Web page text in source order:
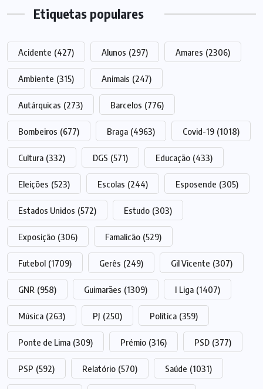
Etiquetas populares
Acidente (427) Alunos (297) Amares (2306)
Ambiente (315) Animais (247)
Autárquicas (273) Barcelos (776)
Bombeiros (677) Braga (4963) Covid-19 (1018)
Cultura (332) DGS (571) Educação (433)
Eleições (523) Escolas (244) Esposende (305)
Estados Unidos (572) Estudo (303)
Exposição (306) Famalicão (529)
Futebol (1709) Gerês (249) Gil Vicente (307)
GNR (958) Guimarães (1309) I Liga (1407)
Música (263) PJ (250) Política (359)
Ponte de Lima (309) Prémio (316) PSD (377)
PSP (592) Relatório (570) Saúde (1031)